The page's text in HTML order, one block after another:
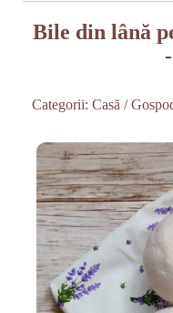
Bile din lână
Categorii: Casă /